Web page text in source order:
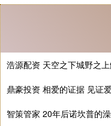
浩源配资 天空之下城野之
鼎豪投资 相爱的证据 见证
智策管家 20年后诺坎普的